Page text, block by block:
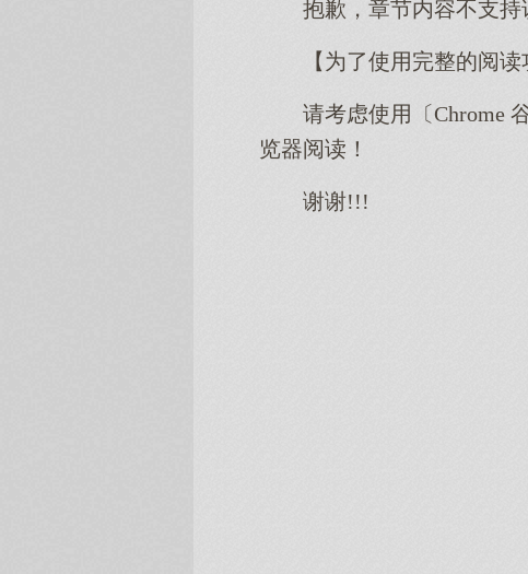
抱歉，章节内容不支持
【为了使用完整的阅读
请考虑使用〔Chrome
览器阅读！
谢谢!!!